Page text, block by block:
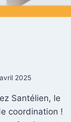
2025
Santélien, le
coordination !